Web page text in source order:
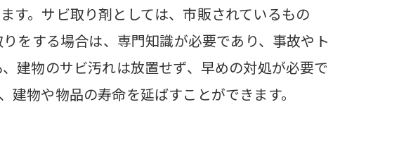
す。サビ取り剤としては、市販されているもの
をする場合は、専門知識が必要であり、事故やト
建物のサビ汚れは放置せず、早めの対処が必要で
物や物品の寿命を延ばすことができます。